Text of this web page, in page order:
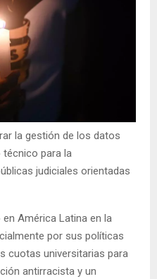
la gestión de los datos
para la
judiciales orientadas
en América Latina en la
por sus políticas
cuotas universitarias para
antirracista y un